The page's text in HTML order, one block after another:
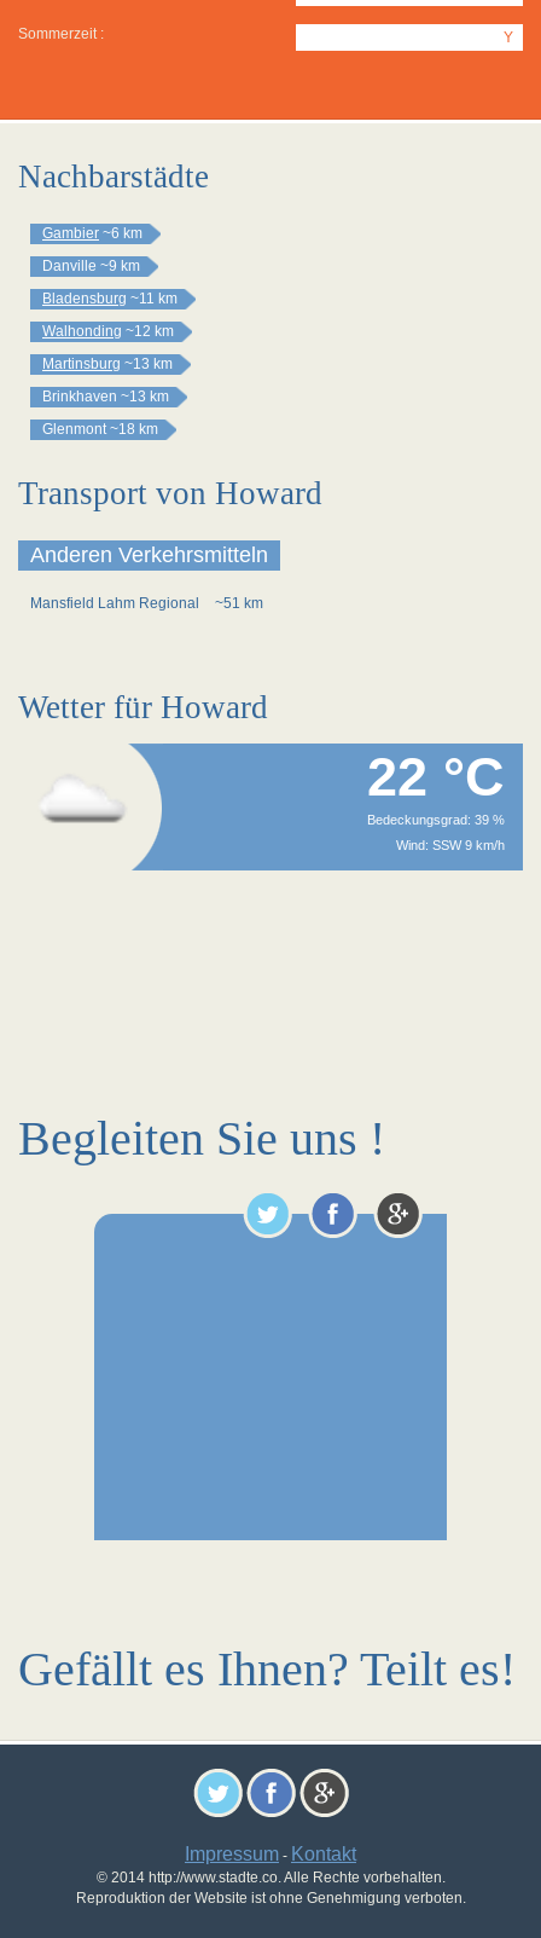
Sommerzeit : Y
Nachbarstädte
Gambier ~6 km
Danville ~9 km
Bladensburg ~11 km
Walhonding ~12 km
Martinsburg ~13 km
Brinkhaven ~13 km
Glenmont ~18 km
Transport von Howard
Anderen Verkehrsmitteln
Mansfield Lahm Regional ~51 km
Wetter für Howard
22 °C
Bedeckungsgrad: 39 %
Wind: SSW 9 km/h
Begleiten Sie uns !
Gefällt es Ihnen? Teilt es!
Impressum - Kontakt
© 2014 http://www.stadte.co. Alle Rechte vorbehalten.
Reproduktion der Website ist ohne Genehmigung verboten.